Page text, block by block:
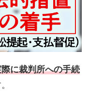
に裁判所への手続